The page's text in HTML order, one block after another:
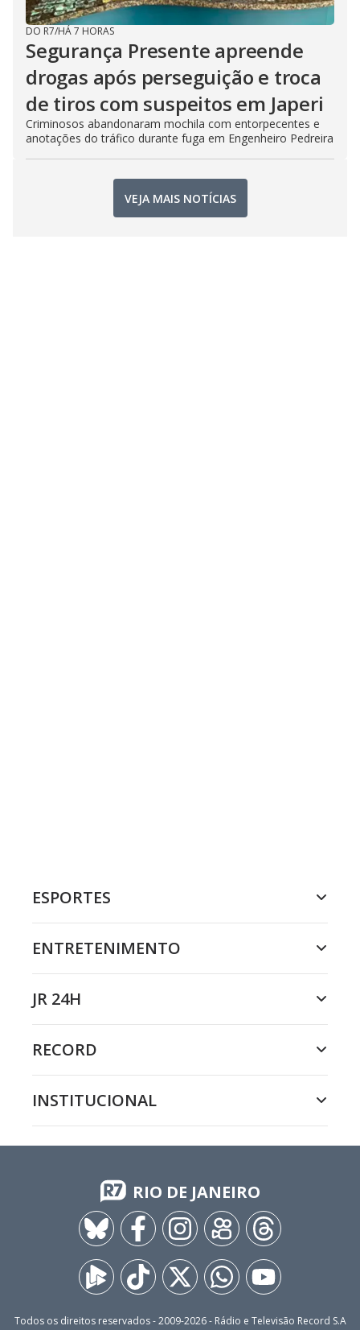
DO R7/HÁ 7 HORAS
Segurança Presente apreende
drogas após perseguição e troca
de tiros com suspeitos em Japeri
Criminosos abandonaram mochila com entorpecentes e
anotações do tráfico durante fuga em Engenheiro Pedreira
VEJA MAIS NOTÍCIAS
ESPORTES
ENTRETENIMENTO
JR 24H
RECORD
INSTITUCIONAL
RIO DE JANEIRO
Todos os direitos reservados - 2009-2026- Rádio e Televisão Record S.A